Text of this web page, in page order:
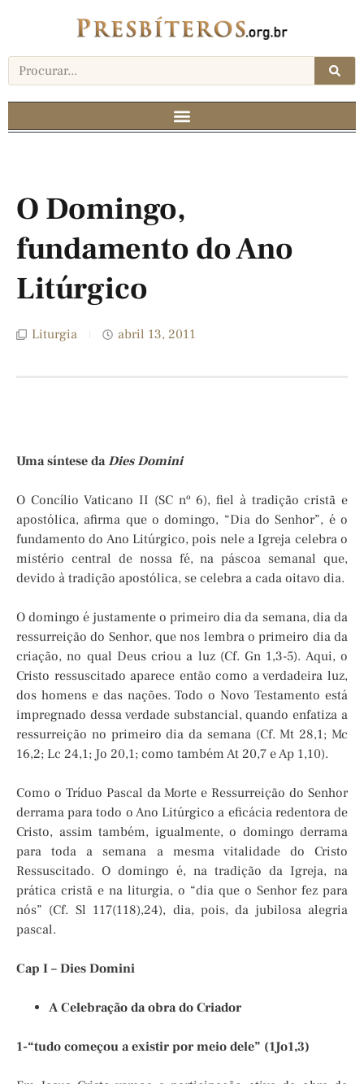
O Domingo,
fundamento do Ano
Litúrgico
Liturgia abril 13, 2011
Uma síntese daDies Domini
O Concílio Vaticano II (SC nº 6), fiel à tradição cristã e
apostólica, afirma que o domingo, “Dia do Senhor”, é o
fundamento do Ano Litúrgico, pois nele a Igreja celebra o
mistério central de nossa fé, na páscoa semanal que,
devido à tradição apostólica, se celebra a cada oitavo dia.
O domingo é justamente o primeiro dia da semana, dia da
ressurreição do Senhor, que nos lembra o primeiro dia da
criação, no qual Deus criou a luz (Cf. Gn 1,3-5). Aqui, o
Cristo ressuscitado aparece então como a verdadeira luz,
dos homens e das nações. Todo o Novo Testamento está
impregnado dessa verdade substancial, quando enfatiza a
ressurreição no primeiro dia da semana (Cf. Mt 28,1; Mc
16,2; Lc 24,1; Jo 20,1; como também At 20,7 e Ap 1,10).
Como o Tríduo Pascal da Morte e Ressurreição do Senhor
derrama para todo o Ano Litúrgico a eficácia redentora de
Cristo, assim também, igualmente, o domingo derrama
para toda a semana a mesma vitalidade do Cristo
Ressuscitado. O domingo é, na tradição da Igreja, na
prática cristã e na liturgia, o “dia que o Senhor fez para
nós” (Cf. Sl 117(118),24), dia, pois, da jubilosa alegria
pascal.
Cap I – Dies Domini
A Celebração da obra do Criador
1-“tudo começou a existir por meio dele” (1Jo1,3)